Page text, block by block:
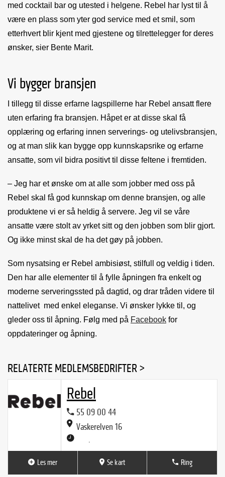
med cocktail bar og utested i helgene. Rebel har lyst til å
være en plass som yter god service med et smil, som
etterhvert blir kjent med gjestene og tilrettelegger for deres
ønsker, sier Bente Marit.
Vi bygger bransjen
I tillegg til disse erfarne lagspillerne har Rebel ansatt flere
uten erfaring fra bransjen. Håpet er at disse skal få
opplæring og erfaring innen serverings- og utelivsbransjen,
og at man slik kan bygge opp kunnskapsrike og erfarne
ansatte, som vil bidra positivt til disse feltene i fremtiden.
– Jeg har et ønske om at alle som jobber med oss på
Rebel skal få god kunnskap om denne bransjen, og alle
produktene vi er så heldig å servere. Jeg vil se våre
ansatte være stolt av yrket sitt og den jobben som blir gjort.
Og ikke minst skal de ha det gøy på jobben.
Som nysatsing er Rebel ambisiøst, stilfull og veldig i tiden.
Den har alle elementer til å fylle åpningen fra enkelt og
moderne serveringssted på dagtid, og drar tråden videre til
nattelivet med enkel eleganse. Vi ønsker lykke til, og
gleder oss til åpning. Følg med på Facebook for
oppdateringer og åpning.
RELATERTE MEDLEMSBEDRIFTER >
Rebel
55 09 00 44
Vaskerelven 16
Les mer Se kart Ring